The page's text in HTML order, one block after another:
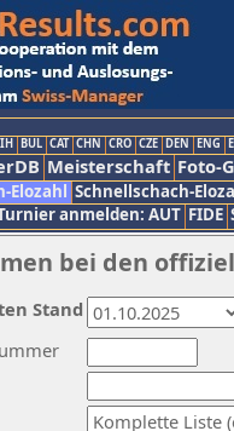
BUL CAT CHN CRO CZE DEN ENG
Meisterschaft Foto-
Elozahl Schnellschach-
anmelden: AUT FIDE
bei den
Stand